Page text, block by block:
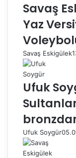
Savaş
Yaz
Savaş Eskigülek
Ufuk
Ufuk Soygür